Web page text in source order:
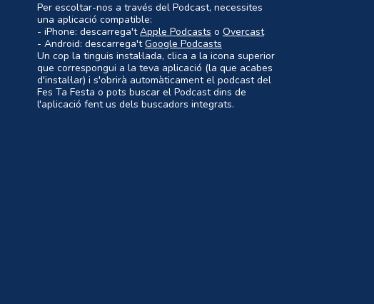
Per escoltar-nos a través del Podcast, necessites
una aplicació compatible:
- iPhone: descarrega'tApple Podcasts o Overcast
- Android: descarrega'tGoogle Podcasts
Un cop la tinguis instal·lada, clica a la icona superior
que correspongui a la teva aplicació (la que acabes
d'instal·lar) i s'obrirà automàticament el podcast del
Fes Ta Festa o pots buscar el Podcast dins de
l'aplicació fent us dels buscadors integrats.